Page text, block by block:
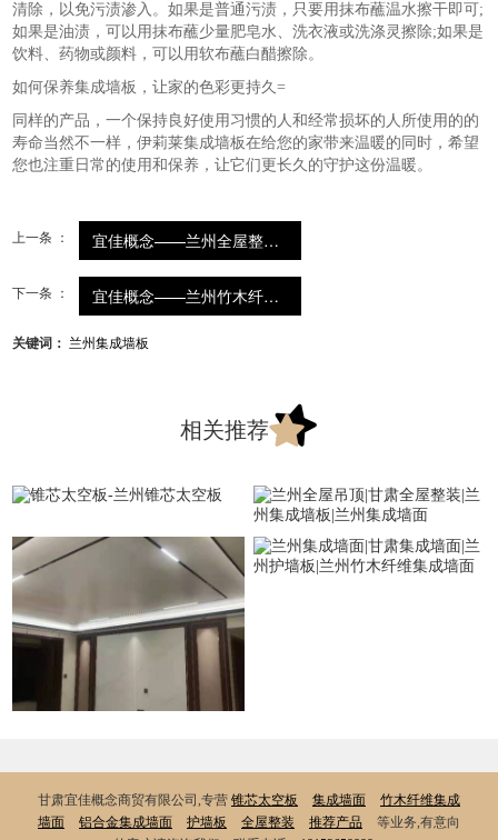
清除，以免污渍渗入。如果是普通污渍，只要用抹布蘸温水擦干即可;
如果是油渍，可以用抹布蘸少量肥皂水、洗衣液或洗涤灵擦除;如果是
饮料、药物或颜料，可以用软布蘸白醋擦除。
如何保养集成墙板，让家的色彩更持久=
同样的产品，一个保持良好使用习惯的人和经常损坏的人所使用的的
寿命当然不一样，伊莉莱集成墙板在给您的家带来温暖的同时，希望
您也注重日常的使用和保养，让它们更长久的守护这份温暖。
上一条 ： 宜佳概念——兰州全屋整装...
下一条 ： 宜佳概念——兰州竹木纤维...
关键词： 兰州集成墙板
相关推荐
甘肃宜佳概念商贸有限公司,专营 锥芯太空板 集成墙面
竹木纤维集成
墙面
铝合金集成墙面 护墙板 全屋整装 推荐产品
等业务,有意向